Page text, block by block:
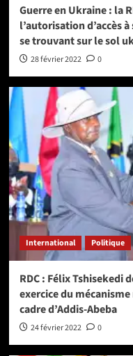
Guerre en Ukraine : la
l’autorisation d’accès
se trouvant sur le sol
28 février 2022 0
International Politique
RDC : Félix Tshisekedi
exercice du
cadre d’Addis-Abeba
24 février 2022 0